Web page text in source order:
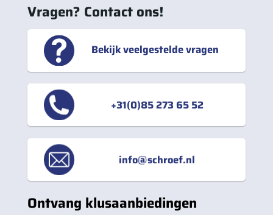
Vragen? Contact ons!
Bekijk veelgestelde vragen
+31(0)85 273 65 52
info@schroef.nl
Ontvang klusaanbiedingen